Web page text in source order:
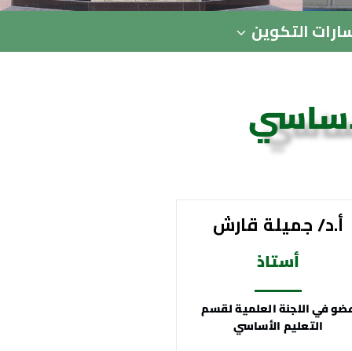
التكوين
أ.د/ جميلة قارش
أستاذ
في اللجنة العلمية لقسم
التعليم الأساسي